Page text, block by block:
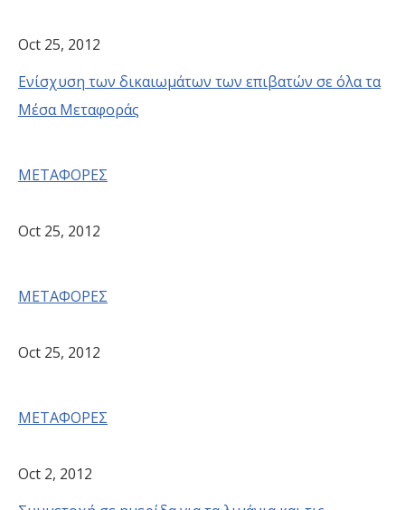
Oct 25, 2012
Ενίσχυση των δικαιωμάτων των επιβατών σε όλα τα
Μέσα Μεταφοράς
ΜΕΤΑΦΟΡΕΣ
Oct 25, 2012
ΜΕΤΑΦΟΡΕΣ
Oct 25, 2012
ΜΕΤΑΦΟΡΕΣ
Oct 2, 2012